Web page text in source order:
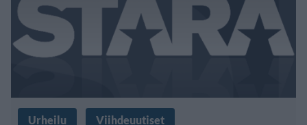
Urheilu Viihdeuutiset